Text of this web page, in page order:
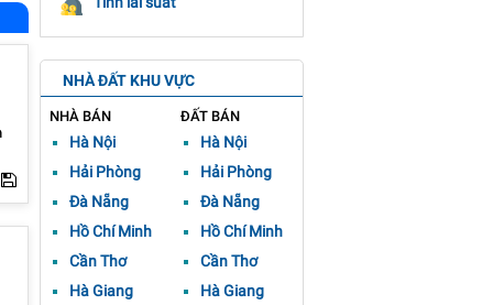
NHÀ ĐẤT KHU VỰC
NHÀ BÁN
Hà Nội
Hải Phòng
Đà Nẵng
Hồ Chí Minh
Cần Thơ
Hà Giang
ĐẤT BÁN
Hà Nội
Hải Phòng
Đà Nẵng
Hồ Chí Minh
Cần Thơ
Hà Giang